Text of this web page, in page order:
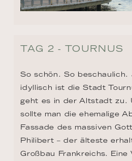
TAG 2 - TOURNUS
So schön. So beschaulich.
idyllisch ist die Stadt
geht es in der Altstadt zu.
sollte man die ehemalige
Fassade des massiven
Philibert – der älteste
Großbau Frankreichs. Eine